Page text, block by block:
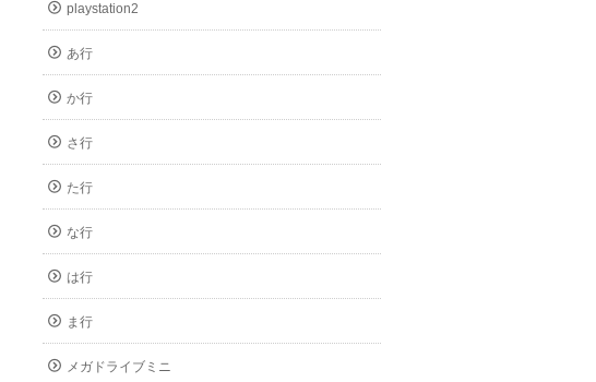
playstation2
あ行
か行
さ行
た行
な行
は行
ま行
メガドライブミニ